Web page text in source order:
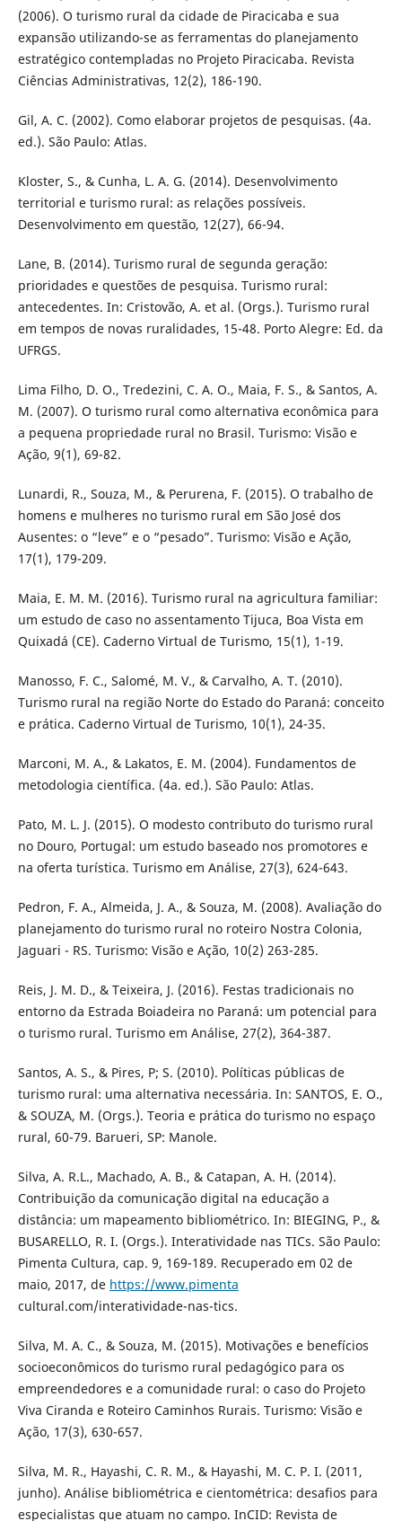
(2006). O turismo rural da cidade de Piracicaba e sua
expansão utilizando-se as ferramentas do planejamento
estratégico contempladas no Projeto Piracicaba. Revista
Ciências Administrativas, 12(2), 186-190.
Gil, A. C. (2002). Como elaborar projetos de pesquisas. (4a.
ed.). São Paulo: Atlas.
Kloster, S., & Cunha, L. A. G. (2014). Desenvolvimento
territorial e turismo rural: as relações possíveis.
Desenvolvimento em questão, 12(27), 66-94.
Lane, B. (2014). Turismo rural de segunda geração:
prioridades e questões de pesquisa. Turismo rural:
antecedentes. In: Cristovão, A. et al. (Orgs.). Turismo rural
em tempos de novas ruralidades, 15-48. Porto Alegre: Ed. da
UFRGS.
Lima Filho, D. O., Tredezini, C. A. O., Maia, F. S., & Santos, A.
M. (2007). O turismo rural como alternativa econômica para
a pequena propriedade rural no Brasil. Turismo: Visão e
Ação, 9(1), 69-82.
Lunardi, R., Souza, M., & Perurena, F. (2015). O trabalho de
homens e mulheres no turismo rural em São José dos
Ausentes: o “leve” e o “pesado”. Turismo: Visão e Ação,
17(1), 179-209.
Maia, E. M. M. (2016). Turismo rural na agricultura familiar:
um estudo de caso no assentamento Tijuca, Boa Vista em
Quixadá (CE). Caderno Virtual de Turismo, 15(1), 1-19.
Manosso, F. C., Salomé, M. V., & Carvalho, A. T. (2010).
Turismo rural na região Norte do Estado do Paraná: conceito
e prática. Caderno Virtual de Turismo, 10(1), 24-35.
Marconi, M. A., & Lakatos, E. M. (2004). Fundamentos de
metodologia científica. (4a. ed.). São Paulo: Atlas.
Pato, M. L. J. (2015). O modesto contributo do turismo rural
no Douro, Portugal: um estudo baseado nos promotores e
na oferta turística. Turismo em Análise, 27(3), 624-643.
Pedron, F. A., Almeida, J. A., & Souza, M. (2008). Avaliação do
planejamento do turismo rural no roteiro Nostra Colonia,
Jaguari - RS. Turismo: Visão e Ação, 10(2) 263-285.
Reis, J. M. D., & Teixeira, J. (2016). Festas tradicionais no
entorno da Estrada Boiadeira no Paraná: um potencial para
o turismo rural. Turismo em Análise, 27(2), 364-387.
Santos, A. S., & Pires, P; S. (2010). Políticas públicas de
turismo rural: uma alternativa necessária. In: SANTOS, E. O.,
& SOUZA, M. (Orgs.). Teoria e prática do turismo no espaço
rural, 60-79. Barueri, SP: Manole.
Silva, A. R.L., Machado, A. B., & Catapan, A. H. (2014).
Contribuição da comunicação digital na educação a
distância: um mapeamento bibliométrico. In: BIEGING, P., &
BUSARELLO, R. I. (Orgs.). Interatividade nas TICs. São Paulo:
Pimenta Cultura, cap. 9, 169-189. Recuperado em 02 de
maio, 2017, de https://www.pimenta
cultural.com/interatividade-nas-tics.
Silva, M. A. C., & Souza, M. (2015). Motivações e benefícios
socioeconômicos do turismo rural pedagógico para os
empreendedores e a comunidade rural: o caso do Projeto
Viva Ciranda e Roteiro Caminhos Rurais. Turismo: Visão e
Ação, 17(3), 630-657.
Silva, M. R., Hayashi, C. R. M., & Hayashi, M. C. P. I. (2011,
junho). Análise bibliométrica e cientométrica: desafios para
especialistas que atuam no campo. InCID: Revista de